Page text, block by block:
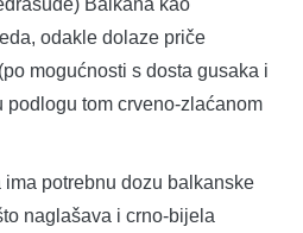
odakle dolaze priče
mogućnosti s dosta gusaka i
tom crveno-zlaćanom
ima potrebnu dozu balkanske
naglašava i crno-bijela